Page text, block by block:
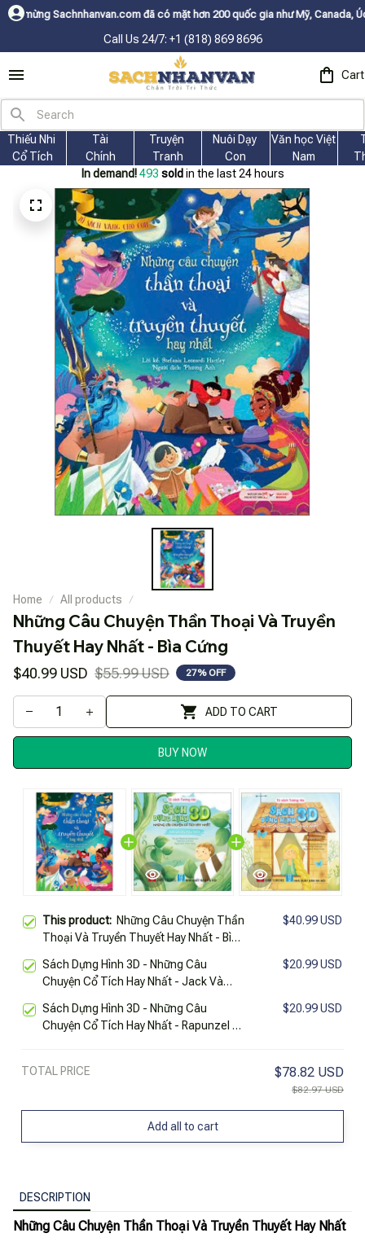
đã có mặt hơn 200 quốc gia như Mỹ, Canada, Úc, Nhật, Hàn, và các
Call Us 24/7: +1 (818) 869 8696
Cart
Thiếu Nhi
Cổ Tích
Tài
Chính
Truyện
Tranh
Nuôi Dạy
Con
Văn học Việt
Nam
In demand! 493 sold in the last 24 hours
Home All products
Những Câu Chuyện Thần Thoại Và Truyền
Thuyết Hay Nhất - Bìa Cứng
$40.99 USD $55.99 USD 27% OFF
ADD TO CART
BUY NOW
This product: Những Câu Chuyện Thần
Thoại Và Truyền Thuyết Hay Nhất - Bìa
$40.99 USD
Sách Dựng Hình 3D - Những Câu
Chuyện Cổ Tích Hay Nhất - Jack Và
$20.99 USD
Sách Dựng Hình 3D - Những Câu
Chuyện Cổ Tích Hay Nhất - Rapunzel -
$20.99 USD
TOTAL PRICE $78.82 USD
$82.97 USD
Add all to cart
DESCRIPTION
Những Câu Chuyện Thần Thoại Và Truyền Thuyết Hay Nhất